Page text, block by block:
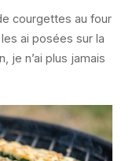
courgettes au four
ai posées sur la
je n’ai plus jamais